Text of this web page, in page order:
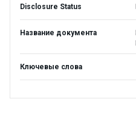
Disclosure Status
Название документа
Ключевые слова